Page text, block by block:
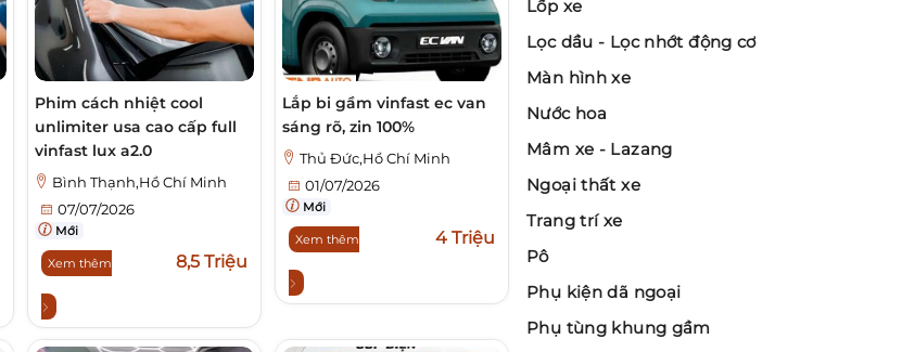
Phim cách nhiệt cool
unlimiter usa cao cấp full
vinfast lux a2.0
Bình Thạnh,Hồ Chí Minh
07/07/2026
Mới
Xem thêm 8,5 Triệu
Lắp bi gầm vinfast ec van
sáng rõ, zin 100%
Thủ Đức,Hồ Chí Minh
01/07/2026
Mới
Xem thêm 4 Triệu
Lốp xe
Lọc dầu - Lọc nhớt động cơ
Màn hình xe
Nước hoa
Mâm xe - Lazang
Ngoại thất xe
Trang trí xe
Pô
Phụ kiện dã ngoại
Phụ tùng khung gầm